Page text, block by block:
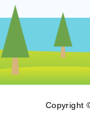
Copyright